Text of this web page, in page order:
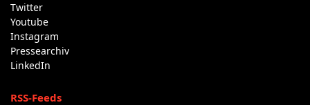
Twitter
Youtube
Instagram
Pressearchiv
LinkedIn
RSS-Feeds